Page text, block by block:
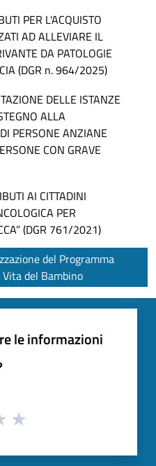
PER L'ACQUISTO
AD ALLEVIARE IL
DA PATOLOGIE
(DGR n. 964/2025)
DELLE ISTANZE
ALLA
PERSONE ANZIANE
CON GRAVE
AI CITTADINI
PER
(DGR 761/2021)
del Programma
del Bambino
le informazioni